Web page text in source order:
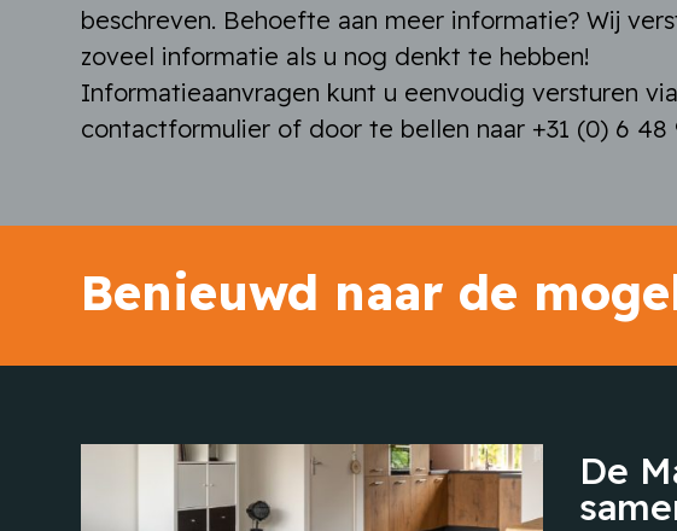
beschreven. Behoefte aan meer informatie? Wij
zoveel informatie als u nog denkt te hebben!
Informatieaanvragen kunt u eenvoudig versturen
contactformulier of door te bellen naar +31 (0) 6 48
Benieuwd naar de
De